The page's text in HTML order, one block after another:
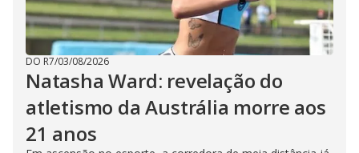
DO R7/03/08/2026
Natasha Ward: revelação do
atletismo da Austrália morre aos
21 anos